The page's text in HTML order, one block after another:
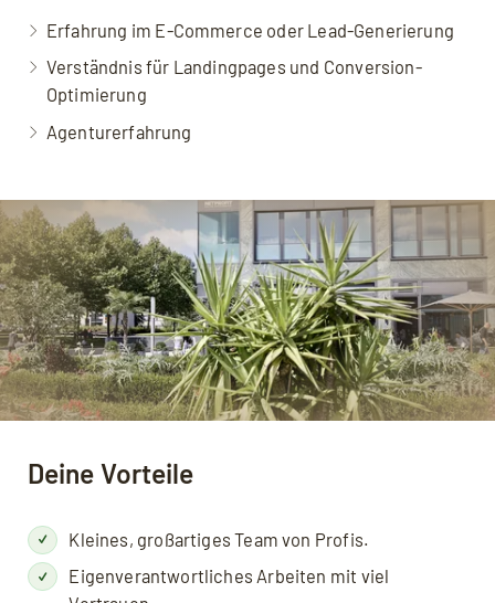
Erfahrung im E-Commerce oder Lead-Generierung
Verständnis für Landingpages und Conversion-
Optimierung
Agenturerfahrung
Deine Vorteile
Kleines, großartiges Team von Profis.
Eigenverantwortliches Arbeiten mit viel